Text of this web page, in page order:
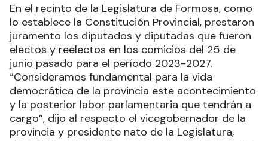
En el recinto de la Legislatura de Formosa, como
lo establece la Constitución Provincial, prestaron
juramento los diputados y diputadas que fueron
electos y reelectos en los comicios del 25 de
junio pasado para el período 2023-2027.
“Consideramos fundamental para la vida
democrática de la provincia este acontecimiento
y la posterior labor parlamentaria que tendrán a
cargo”, dijo al respecto el vicegobernador de la
provincia y presidente nato de la Legislatura,